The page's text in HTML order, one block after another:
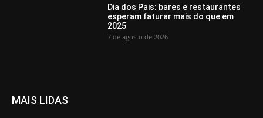
Dia dos Pais: bares e restaurantes
esperam faturar mais do que em
2025
7 de agosto de 2026
MAIS LIDAS